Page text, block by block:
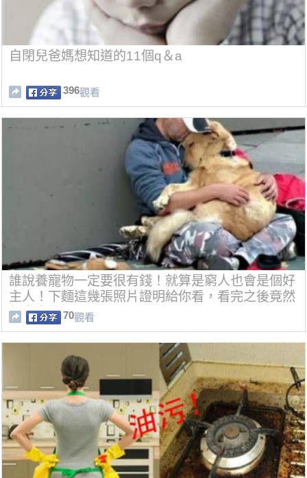
自閉兒爸媽想知道的11個q＆a
396觀看
誰說養寵物一定要很有錢！就算是窮人也會是個好
主人！下麵這幾張照片證明給你看，看完之後竟然
很多人都哭了..
70觀看